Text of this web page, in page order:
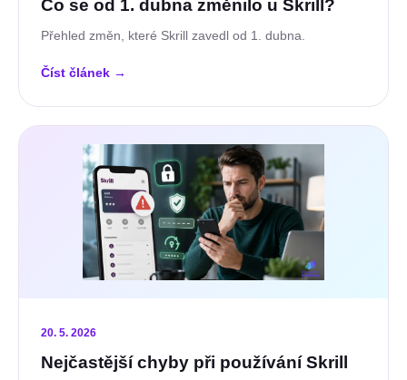
Co se od 1. dubna změnilo u Skrill?
Přehled změn, které Skrill zavedl od 1. dubna.
Číst článek →
20. 5. 2026
Nejčastější chyby při používání Skrill